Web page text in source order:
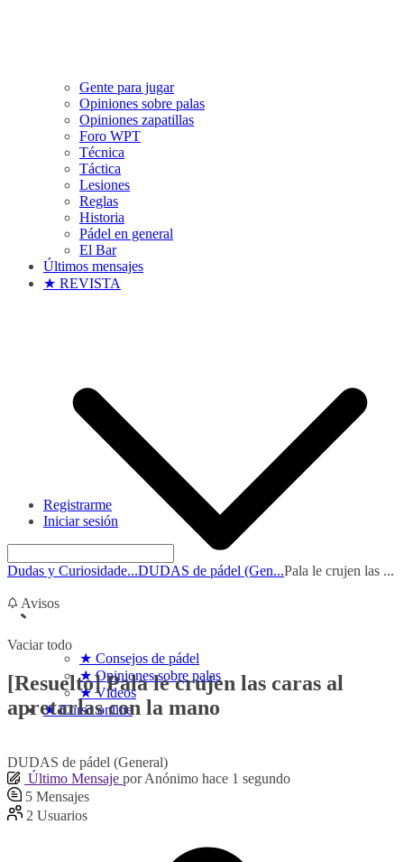
Gente para jugar
Opiniones sobre palas
Opiniones zapatillas
Foro WPT
Técnica
Táctica
Lesiones
Reglas
Historia
Pádel en general
El Bar
Últimos mensajes
★ REVISTA
★ Consejos de pádel
★ Opiniones sobre palas
★ Vídeos
★ Curso online
Registrarme
Iniciar sesión
Dudas y Curiosidade...DUDAS de pádel (Gen...Pala le crujen las ...
Avisos
Vaciar todo
[Resuelto]Pala le crujen las caras al
apretarlas con la mano
DUDAS de pádel (General)
Último Mensaje por Anónimo hace 1 segundo
5 Mensajes
2 Usuarios